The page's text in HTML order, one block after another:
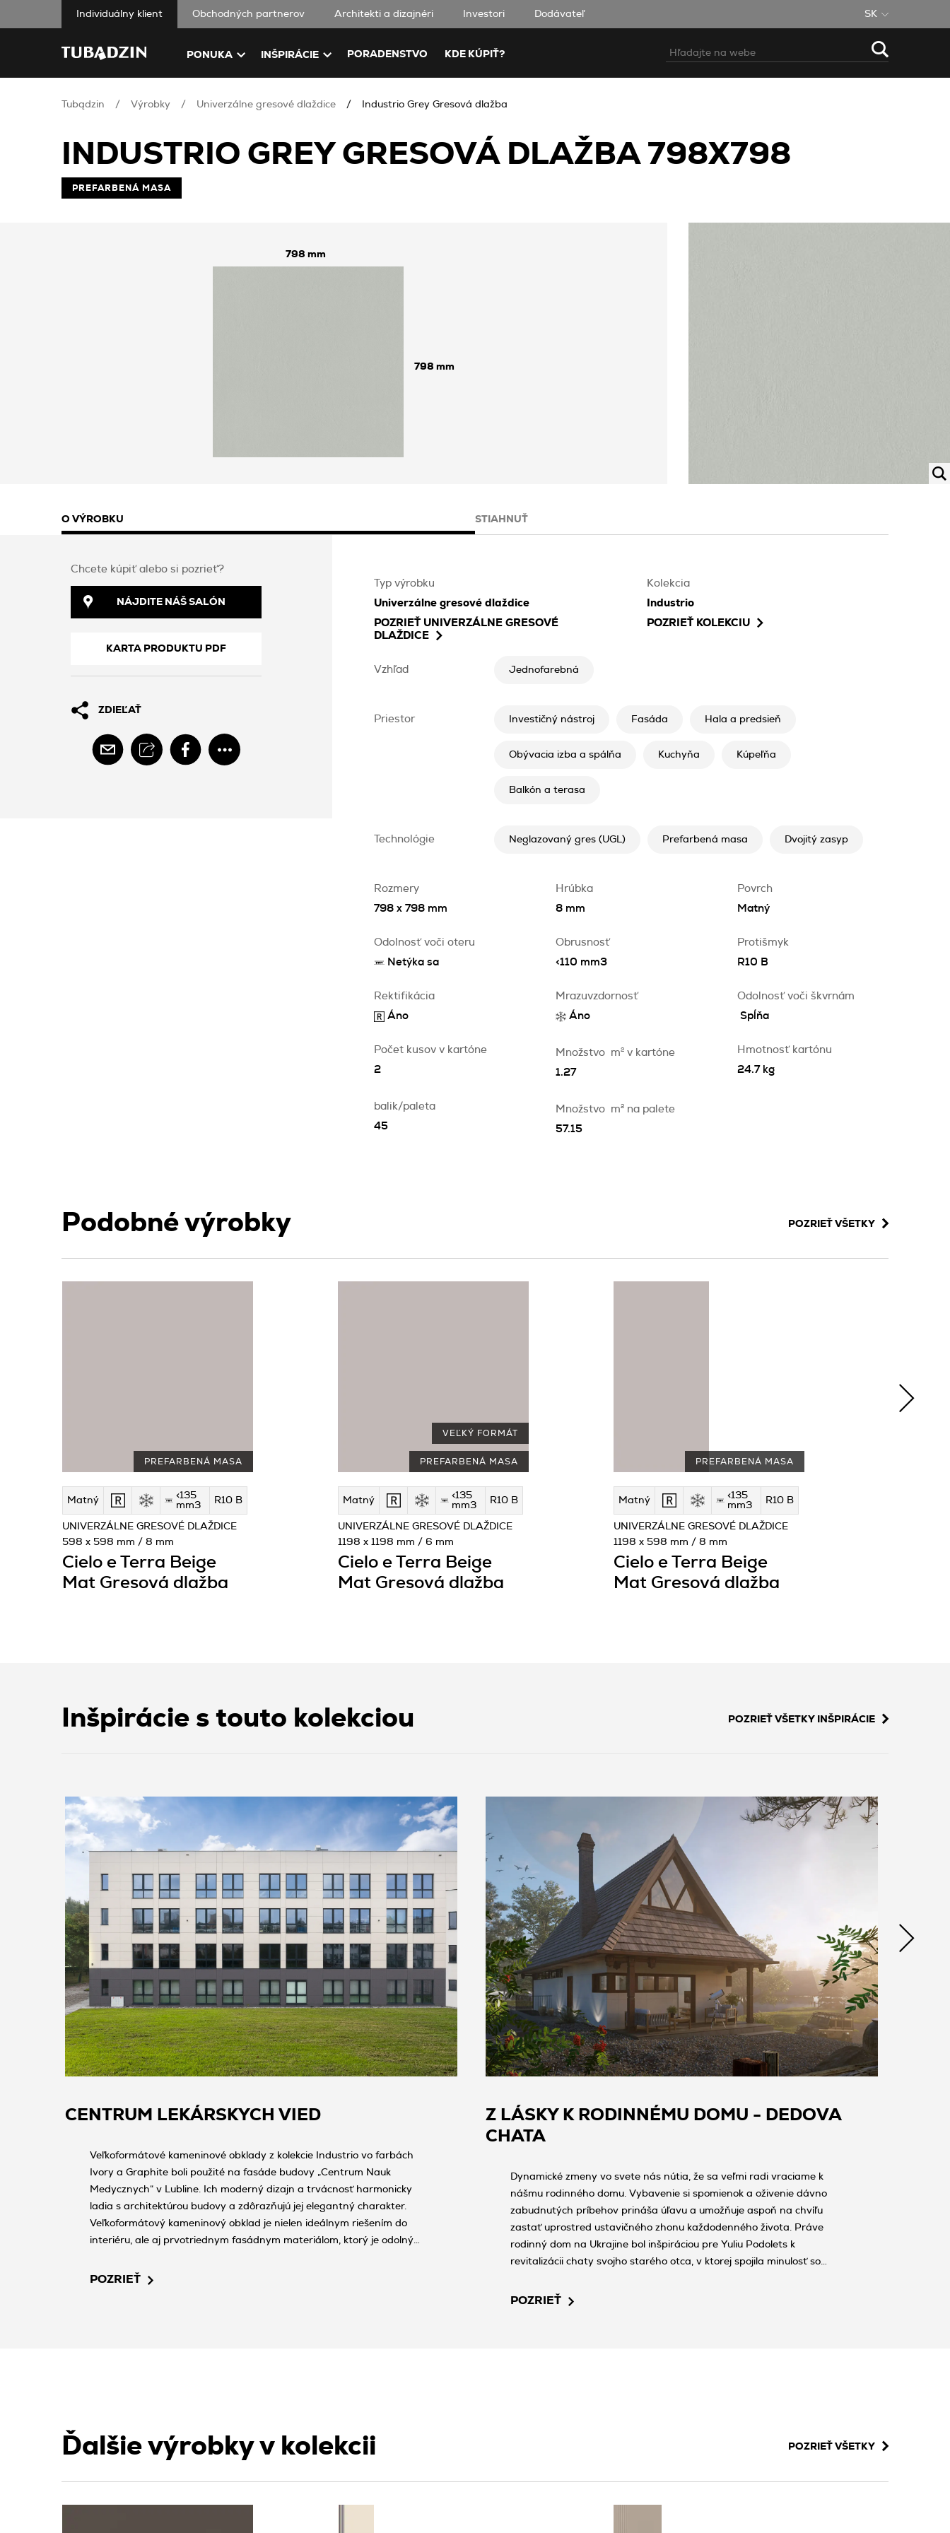
Individuálny klient Obchodných partnerov Architekti a dizajnéri Investori Dodávateľ SK
PONUKA INŠPIRÁCIE PORADENSTVO KDE KÚPIŤ?
Tubądzin Výrobky Univerzálne gresové dlaždice Industrio Grey Gresová dlažba
INDUSTRIO GREY GRESOVÁ DLAŽBA 798X798
PREFARBENÁ MASA
798
798
O VÝROBKU STIAHNUŤ
Chcete kúpiť alebo si pozrieť?
NÁJDITE NÁŠ SALÓN
KARTA PRODUKTU PDF
ZDIEĽAŤ
Typ výrobku
Univerzálne gresové dlaždice
POZRIEŤUNIVERZÁLNE GRESOVÉ
DLAŽDICE
Kolekcia
Industrio
POZRIEŤ KOLEKCIU
Vzhľad Jednofarebná
Priestor Investičný nástroj Fasáda Hala a predsieň
Obývacia izba a spálňa Kuchyňa Kúpeľňa
Balkón a terasa
Technológie Neglazovaný gres (UGL) Prefarbená masa Dvojitý zasyp
Rozmery
798 x 798 mm
Hrúbka
8 mm
Povrch
Matný
Odolnosť voči oteru
Netýka sa
Obrusnosť
<110 mm3
Protišmyk
R10 B
Rektifikácia
Áno
Mrazuvzdornosť
Áno
Odolnosť voči škvrnám
Spĺňa
Počet kusov v kartóne
2
Množstvo m2 v kartóne
1.27
Hmotnosť kartónu
24.7 kg
balik/paleta
45
Množstvo m2
na palete
57.15
Podobné výrobky POZRIEŤ VŠETKY
PREFARBENÁ MASA
Matný
<135
mm3
R10 B
Cielo e Terra Beige
Mat Gresová dlažba
UNIVERZÁLNE GRESOVÉ DLAŽDICE
598 x 598 mm / 8 mm
VEĽKÝ FORMÁT
PREFARBENÁ MASA
Matný
<135
mm3
R10 B
Cielo e Terra Beige
Mat Gresová dlažba
UNIVERZÁLNE GRESOVÉ DLAŽDICE
1198 x 1198 mm / 6 mm
PREFARBENÁ MASA
Matný
<135
mm3
R10 B
Cielo e Terra Beige
Mat Gresová dlažba
UNIVERZÁLNE GRESOVÉ DLAŽDICE
1198 x 598 mm / 8 mm
Inšpirácie s touto kolekciou POZRIEŤ VŠETKY INŠPIRÁCIE
CENTRUM LEKÁRSKYCH VIED
Veľkoformátové kameninové obklady z kolekcie Industrio vo farbách
Ivory a Graphite boli použité na fasáde budovy „Centrum Nauk
Medycznych“ v Lubline. Ich moderný dizajn a trvácnosť harmonicky
ladia s architektúrou budovy a zdôrazňujú jej elegantný charakter.
Veľkoformátový kameninový obklad je nielen ideálnym riešením do
interiéru, ale aj prvotriednym fasádnym materiálom, ktorý je odolný
poskytuje trvácnosť a moderný vzhľad budovy na dlhé roky.
POZRIEŤ
Z LÁSKY K RODINNÉMU DOMU - DEDOVA
CHATA
Dynamické zmeny vo svete nás nútia, že sa veľmi radi vraciame k
nášmu rodinného domu. Vybavenie si spomienok a oživenie dávno
zabudnutých príbehov prináša úľavu a umožňuje aspoň na chvíľu
zastať uprostred ustavičného zhonu každodenného života. Práve
rodinný dom na Ukrajine bol inšpiráciou pre Yuliu Podolets k
revitalizácii chaty svojho starého otca, v ktorej spojila minulosť so
POZRIEŤ
Ďalšie výrobky v kolekcii POZRIEŤ VŠETKY